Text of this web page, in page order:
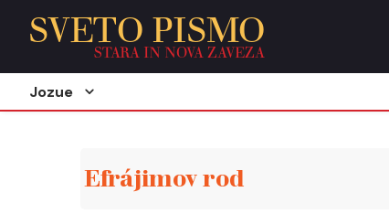
SVETO PISMO
STARA IN NOVA ZAVEZA
Jozue
Efrájimov rod